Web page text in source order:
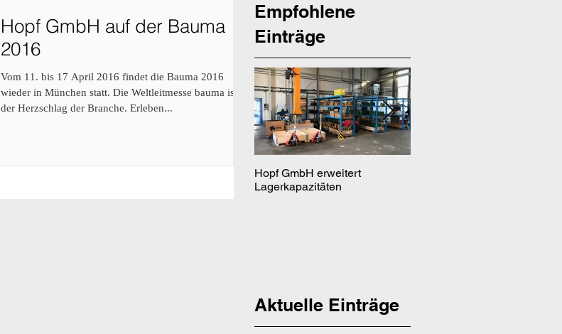
Hopf GmbH auf der Bauma
2016
Vom 11. bis 17 April 2016 findet die Bauma 2016
wieder in München statt. Die Weltleitmesse bauma ist
der Herzschlag der Branche. Erleben...
Empfohlene
Einträge
Hopf GmbH erweitert
Lagerkapazitäten
Aktuelle Einträge